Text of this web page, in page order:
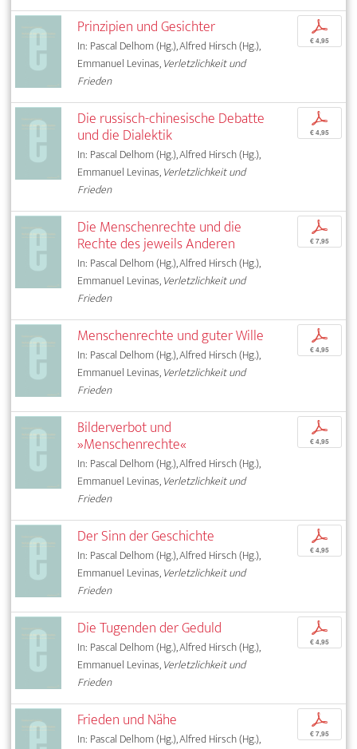
Prinzipien und Gesichter
In: Pascal Delhom (Hg.), Alfred Hirsch (Hg.),
Emmanuel Levinas,Verletzlichkeit und
Frieden
p
€ 4,95
Die russisch-chinesische Debatte
und die Dialektik
In: Pascal Delhom (Hg.), Alfred Hirsch (Hg.),
Emmanuel Levinas,Verletzlichkeit und
Frieden
p
€ 4,95
Die Menschenrechte und die
Rechte des jeweils Anderen
In: Pascal Delhom (Hg.), Alfred Hirsch (Hg.),
Emmanuel Levinas,Verletzlichkeit und
Frieden
p
€ 7,95
Menschenrechte und guter Wille
In: Pascal Delhom (Hg.), Alfred Hirsch (Hg.),
Emmanuel Levinas,Verletzlichkeit und
Frieden
p
€ 4,95
Bilderverbot und
»Menschenrechte«
In: Pascal Delhom (Hg.), Alfred Hirsch (Hg.),
Emmanuel Levinas,Verletzlichkeit und
Frieden
p
€ 4,95
Der Sinn der Geschichte
In: Pascal Delhom (Hg.), Alfred Hirsch (Hg.),
Emmanuel Levinas,Verletzlichkeit und
Frieden
p
€ 4,95
Die Tugenden der Geduld
In: Pascal Delhom (Hg.), Alfred Hirsch (Hg.),
Emmanuel Levinas,Verletzlichkeit und
Frieden
p
€ 4,95
Frieden und Nähe
In: Pascal Delhom (Hg.), Alfred Hirsch (Hg.),
p
€ 7,95